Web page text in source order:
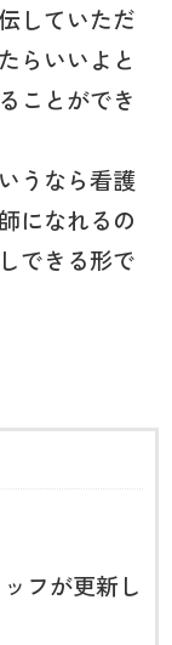
していただ
らいいよと
ことができ
うなら看護
になれるの
できる形で
フが更新し